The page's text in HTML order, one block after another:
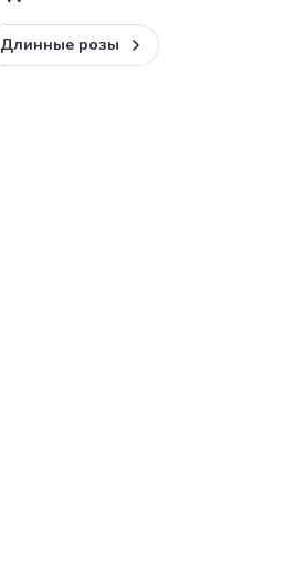
Длинные розы